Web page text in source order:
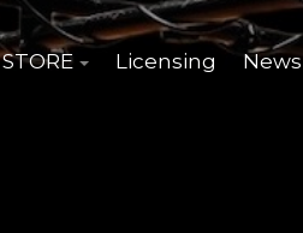
STORE Licensing News